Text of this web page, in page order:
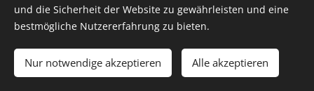
© 2026 by Dr. Andrea Christoph-Gaugusch
All rights reserved.
Cookies
und die Sicherheit der Website zu gewährleisten und eine
bestmögliche Nutzererfahrung zu bieten.
Nur notwendige akzeptieren Alle akzeptieren